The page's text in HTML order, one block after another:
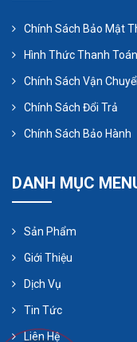
3. Sơ lược về
học
Chủ yếu có hai
và máy bơm
pit tông được sử
dầu vì cấu tạo
Chính Sách Bảo Mật
Hình Thức Thanh Toán
Chính Sách Vận
Chính Sách Đổi Trả
Chính Sách Bảo Hành
DANH MỤC
Sản Phẩm
Giới Thiệu
Dịch Vụ
Tin Tức
Liên Hệ